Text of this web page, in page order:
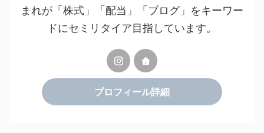
まれが「株式」「配当」「ブログ」をキーワー
ドにセミリタイア目指しています。
プロフィール詳細